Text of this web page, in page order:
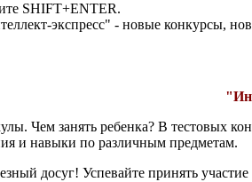
SHIFT+ENTER.
экспресс" - новые конкурсы,
Чем занять ребенка? В тестовых
и навыки по различным предметам.
досуг! Успевайте принять